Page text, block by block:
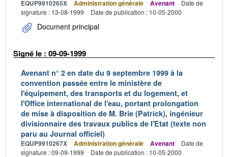
EQUP9910265X Administration générale Avenant
Date de
signature : 13-08-1999
Date de publication : 10-05-2000
Document principal
Signé le : 09-09-1999
Avenant n° 2 en date du 9 septembre 1999 à la
convention passée entre le ministère de
l'équipement, des transports et du logement, et
l'Office international de l'eau, portant prolongation
de mise à disposition de M. Brie (Patrick), ingénieur
divisionnaire des travaux publics de l'Etat (texte non
paru au Journal officiel)
EQUP9910267X Administration générale Avenant
Date de
signature : 09-09-1999
Date de publication : 10-05-2000